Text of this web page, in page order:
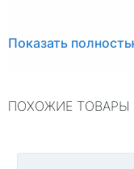
Показать
ПОХОЖИЕ ТОВАРЫ